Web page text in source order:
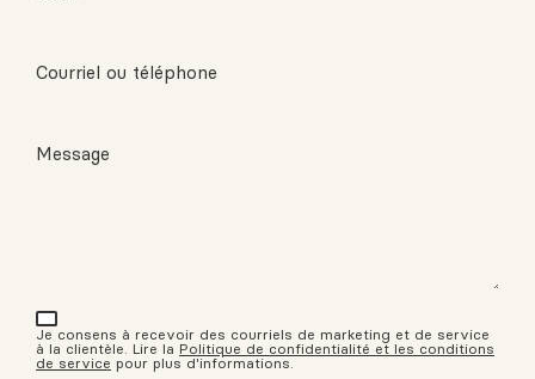
Courriel ou téléphone
Message
Je consens à recevoir des courriels de marketing et de service
à la clientèle. Lire la Politique de confidentialité et les conditions
de service pour plus d'informations.